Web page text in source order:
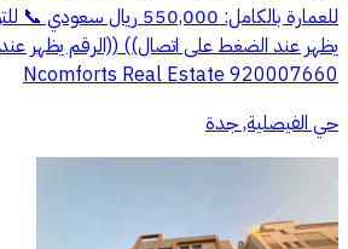
للعمارة بالكامل: 550,000
يظهر عند الضغط على اتصال)) ((الرقم يظهر
Ncomforts Real Estate 920007660
حي الفيصلية, جدة